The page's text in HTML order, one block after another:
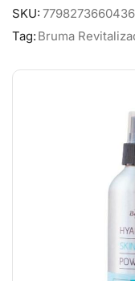
SKU: 7798273660436
Tag: Bruma